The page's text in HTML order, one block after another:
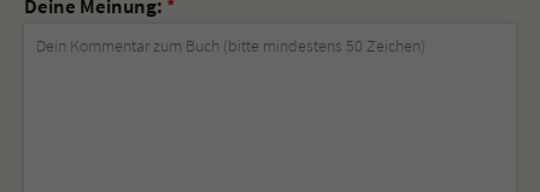
Deine Meinung: *